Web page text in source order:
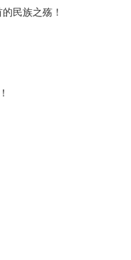
民族之殇！